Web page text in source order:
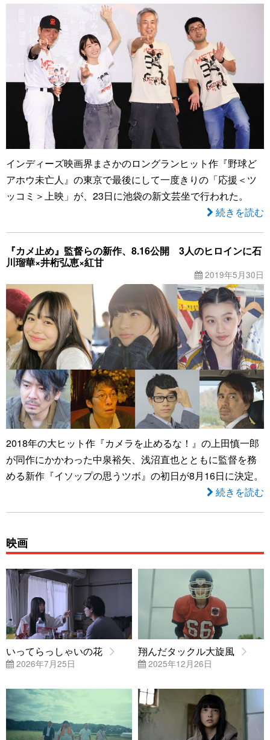
インディーズ映画界まさかのロングランヒット作『野球ど
アホウ未亡人』の東京で最後にして一度きりの「応援＜ツ
ッコミ＞上映」が、23日に池袋の新文芸坐で行われた。
続きを読む
『カメ止め』監督らの新作、8.16公開 3人のヒロインに石
川瑠華×井桁弘恵×紅甘
2019年5月30日
2018年の大ヒット作『カメラを止めるな！』の上田慎一郎
が同作にかかわった中泉裕矢、浅沼直也とともに監督を務
める新作『イソップの思うツボ』の初日が8月16日に決定。
続きを読む
映画
いってらっしゃいの花
2026年7月25日
翔んだタックル大旋風
2025年12月26日